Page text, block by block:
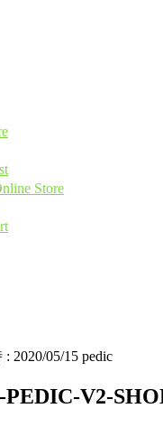
Store
: 2020/05/15 pedic
PEDIC-V2-